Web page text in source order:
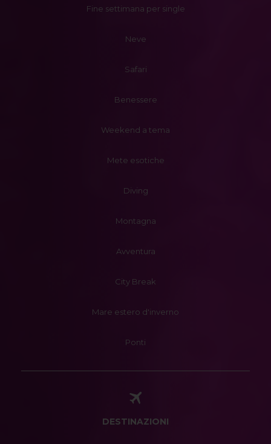
Fine settimana per single
Neve
Safari
Benessere
Weekend a tema
Mete esotiche
Diving
Montagna
Avventura
City Break
Mare estero d'inverno
Ponti
DESTINAZIONI